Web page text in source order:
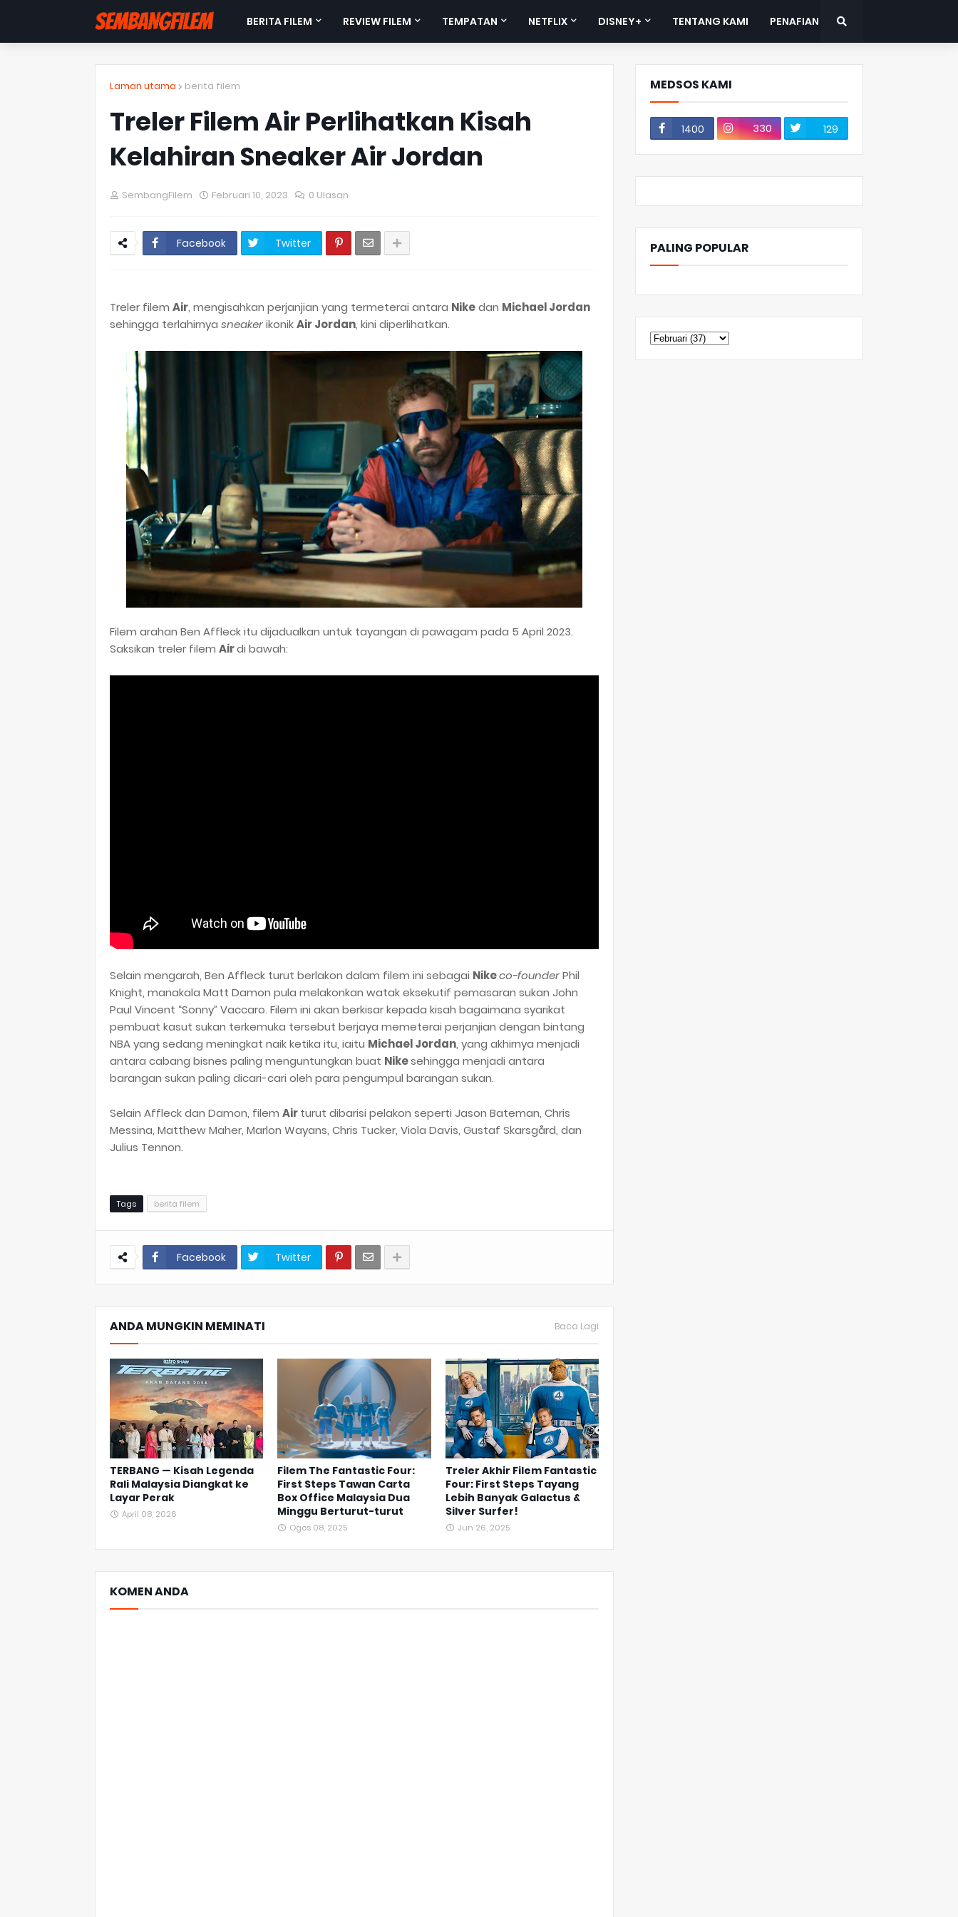
BERITA FILEM REVIEW FILEM TEMPATAN NETFLIX DISNEY+ TENTANG KAMI PENAFIAN
Laman utama berita filem
Treler Filem Air Perlihatkan Kisah
Kelahiran Sneaker Air Jordan
SembangFilem Februari 10, 2023 0 Ulasan
Facebook Twitter
Treler filem Air, mengisahkan perjanjian yang termeterai antara Nikedan Michael Jordan
sehingga terlahirnya sneakerikonikAir Jordan, kini diperlihatkan.
Filem arahan Ben Affleck itu dijadualkan untuk tayangan di pawagam pada 5 April 2023.
Saksikan treler filem Airdi bawah:
Selain mengarah, Ben Affleck turut berlakon dalam filem ini sebagai Nikeco-founderPhil
Knight, manakala Matt Damon pula melakonkan watak eksekutif pemasaran sukan John
Paul Vincent “Sonny” Vaccaro. Filem ini akan berkisar kepada kisah bagaimana syarikat
pembuat kasut sukan terkemuka tersebut berjaya memeterai perjanjian dengan bintang
NBA yang sedang meningkat naik ketika itu, iaitu Michael Jordan, yang akhirnya menjadi
antara cabang bisnes paling menguntungkan buat Nikesehingga menjadi antara
barangan sukan paling dicari-cari oleh para pengumpul barangan sukan.
Selain Affleck dan Damon, filem Airturut dibarisi pelakon seperti Jason Bateman, Chris
Messina, Matthew Maher, Marlon Wayans, Chris Tucker, Viola Davis, Gustaf Skarsgård, dan
Julius Tennon.
Tags berita filem
Facebook Twitter
ANDA MUNGKIN MEMINATI Baca Lagi
TERBANG — Kisah Legenda
Rali Malaysia Diangkat ke
Layar Perak
April 08, 2026
Filem The Fantastic Four:
First Steps Tawan Carta
Box Office Malaysia Dua
Minggu Berturut-turut
Ogos 08, 2025
Treler Akhir Filem Fantastic
Four: First Steps Tayang
Lebih Banyak Galactus &
Silver Surfer!
Jun 26, 2025
KOMEN ANDA
MEDSOS KAMI
1400 330 129
PALING POPULAR